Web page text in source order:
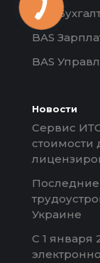
BAS
BAS
BAS
Новости
Сервис
стоимости
Украине
С 1 января